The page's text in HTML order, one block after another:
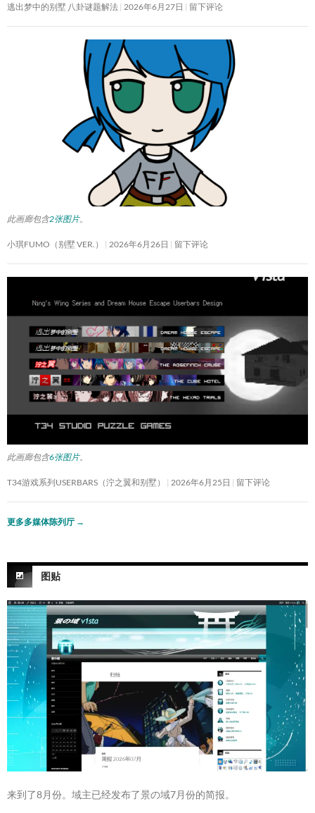
逃出梦中的别墅 八卦谜题解法 2026年6月27日 留下评论
此画廊包含2张图片。
小琪FUMO（别墅 VER.） 2026年6月26日 留下评论
此画廊包含6张图片。
T34游戏系列USERBARS（泞之翼和别墅） 2026年6月25日 留下评论
更多多媒体陈列厅 →
图贴
来到了8月份。域主已经发布了景の域7月份的简报。